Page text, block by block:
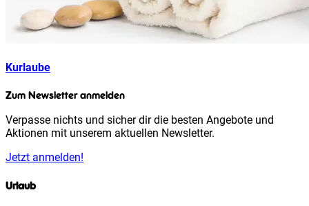
Kurlaube
Zum Newsletter anmelden
Verpasse nichts und sicher dir die besten Angebote und
Aktionen mit unserem aktuellen Newsletter.
Jetzt anmelden!
Urlaub